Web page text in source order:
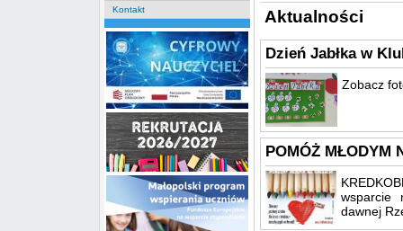
Kontakt
Aktualności
Dzień Jabłka w
Zobacz
POMÓŻ MŁODYM
wsparcie
dawnej